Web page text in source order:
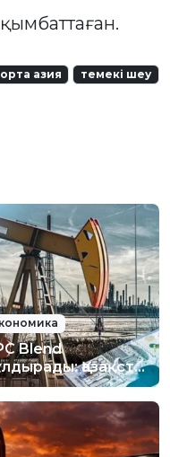
орта азия
темекі шеу
Blend
Қазақстан
наурыздан
ең төменгі
түсті